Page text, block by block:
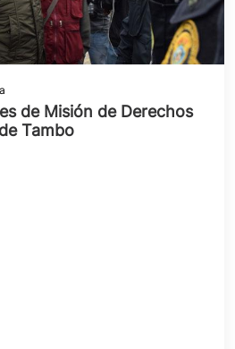
de Misión de Derechos
Tambo